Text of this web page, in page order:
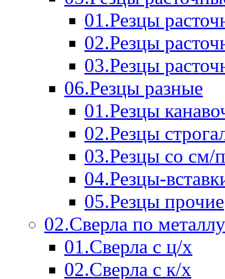
01.Резцы
02.Резцы
03.Резцы
06.Резцы разные
01.Резцы
02.Резцы
03.Резцы со см/
04.Резцы-
05.Резцы прочие
02.Сверла по металлу
01.Сверла с ц/х
02.Сверла с к/х